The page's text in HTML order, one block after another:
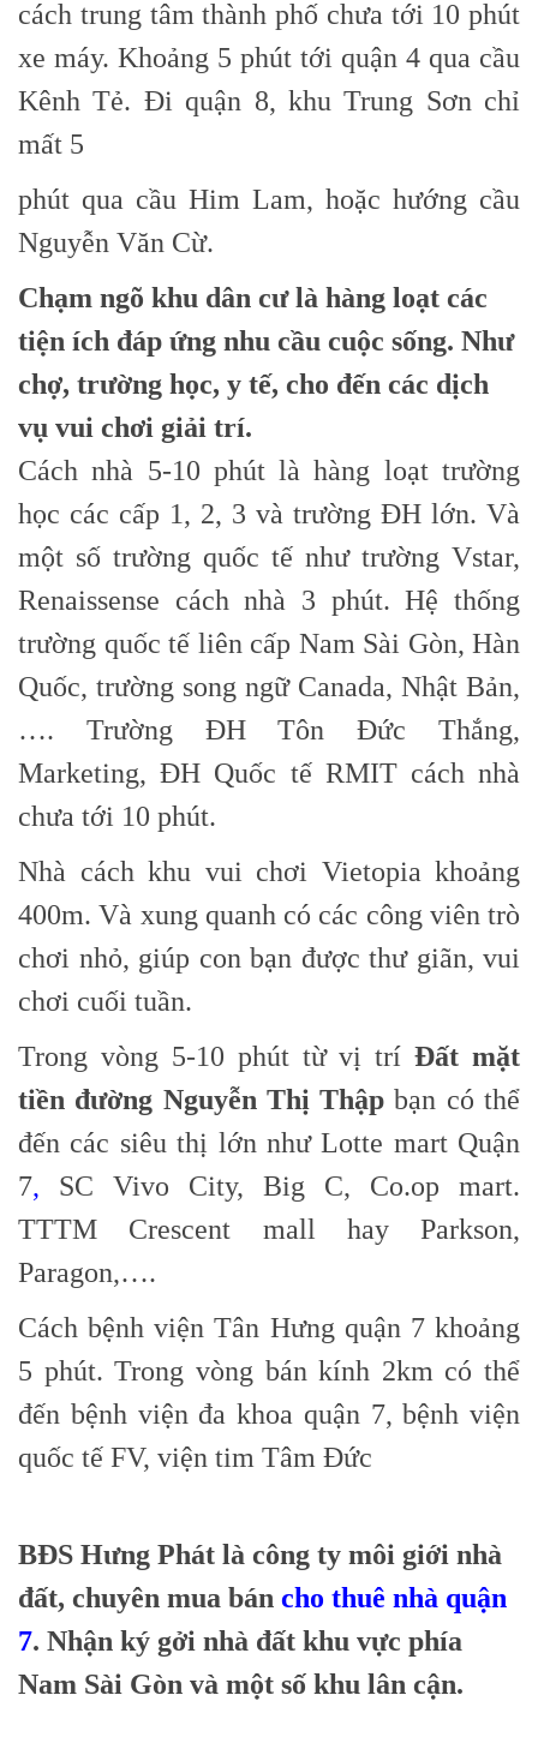
cách trung tâm thành phố chưa tới 10 phút
xe máy. Khoảng 5 phút tới quận 4 qua cầu
Kênh Tẻ. Đi quận 8, khu Trung Sơn chỉ
mất 5
phút qua cầu Him Lam, hoặc hướng cầu
Nguyễn Văn Cừ.
Chạm ngõ khu dân cư là hàng loạt các
tiện ích đáp ứng nhu cầu cuộc sống. Như
chợ, trường học, y tế, cho đến các dịch
vụ vui chơi giải trí.
Cách nhà 5-10 phút là hàng loạt trường
học các cấp 1, 2, 3 và trường ĐH lớn. Và
một số trường quốc tế như trường Vstar,
Renaissense cách nhà 3 phút. Hệ thống
trường quốc tế liên cấp Nam Sài Gòn, Hàn
Quốc, trường song ngữ Canada, Nhật Bản,
…. Trường ĐH Tôn Đức Thắng,
Marketing, ĐH Quốc tế RMIT cách nhà
chưa tới 10 phút.
Nhà cách khu vui chơi Vietopia khoảng
400m. Và xung quanh có các công viên trò
chơi nhỏ, giúp con bạn được thư giãn, vui
chơi cuối tuần.
Trong vòng 5-10 phút từ vị tríĐất mặt
tiền đường Nguyễn Thị Thập bạn có thể
đến các siêu thị lớn như Lotte mart Quận
7, SC Vivo City, Big C, Co.op mart.
TTTM Crescent mall hay Parkson,
Paragon,….
Cách bệnh viện Tân Hưng quận 7 khoảng
5 phút. Trong vòng bán kính 2km có thể
đến bệnh viện đa khoa quận 7, bệnh viện
quốc tế FV, viện tim Tâm Đức
BĐS Hưng Phát là công ty môi giới nhà
đất, chuyên mua bán cho thuê nhà quận
7. Nhận ký gởi nhà đất khu vực phía
Nam Sài Gòn và một số khu lân cận.